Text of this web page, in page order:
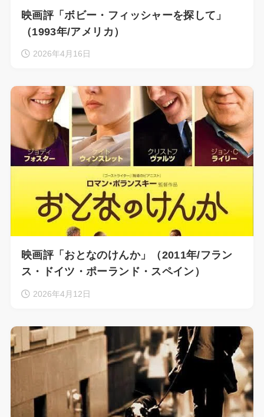
映画評「ボビー・フィッシャーを探して」
（1993年/アメリカ）
2026年4月16日
映画評「おとなのけんか」（2011年/フラン
ス・ドイツ・ポーランド・スペイン）
2026年4月12日